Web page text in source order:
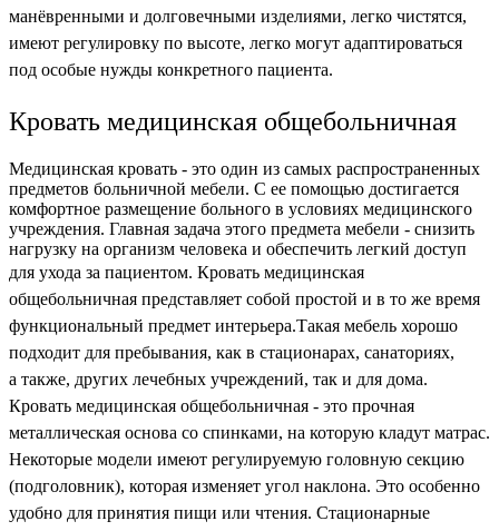
манёвренными и долговечными изделиями, легко чистятся,
имеют регулировку по высоте, легко могут адаптироваться
под особые нужды конкретного пациента.
Кровать медицинская общебольничная
Медицинская кровать - это один из самых распространенных
предметов больничной мебели. С ее помощью достигается
комфортное размещение больного в условиях медицинского
учреждения. Главная задача этого предмета мебели - снизить
нагрузку на организм человека и обеспечить легкий доступ
для ухода за пациентом. Кровать медицинская
общебольничная представляет собой простой и в то же время
функциональный предмет интерьера.Такая мебель хорошо
подходит для пребывания, как в стационарах, санаториях,
а также, других лечебных учреждений, так и для дома.
Кровать медицинская общебольничная - это прочная
металлическая основа со спинками, на которую кладут матрас.
Некоторые модели имеют регулируемую головную секцию
(подголовник), которая изменяет угол наклона. Это особенно
удобно для принятия пищи или чтения. Стационарные